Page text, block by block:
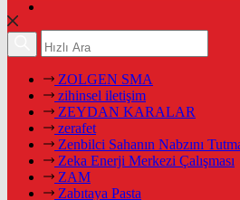
ZOLGEN SMA
zihinsel iletişim
ZEYDAN KARALAR
zerafet
Zenbilci Sahanın Nabzını
Zeka Enerji Merkezi Çalışması
ZAM
Zabıtaya Pasta